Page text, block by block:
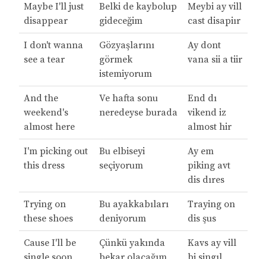
Maybe I'll just
disappear
Belki de kaybolup
gideceğim
Meybi ay vill
cast disapiır
I don't wanna
see a tear
Gözyaşlarını
görmek
istemiyorum
Ay dont
vana sii a tiir
And the
weekend's
almost here
Ve hafta sonu
neredeyse burada
End dı
vikend iz
almost hir
I'm picking out
this dress
Bu elbiseyi
seçiyorum
Ay em
piking avt
dis dıres
Trying on
these shoes
Bu ayakkabıları
deniyorum
Traying on
dis şus
Cause I'll be
Çünkü yakında
Kavs ay vill